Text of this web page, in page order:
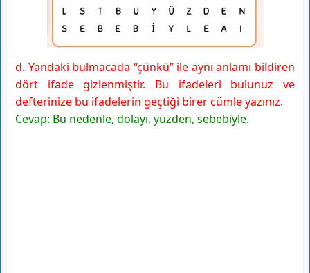
d. Yandaki bulmacada “çünkü” ile aynı anlamı bildiren
dört ifade gizlenmiştir. Bu ifadeleri bulunuz ve
defterinize bu ifadelerin geçtiği birer cümle yazınız.
Cevap: Bu nedenle, dolayı, yüzden, sebebiyle.